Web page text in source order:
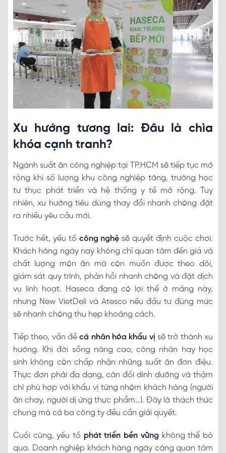
Xu hướng tương lai: Đâu là chìa
khóa cạnh tranh?
Ngành suất ăn công nghiệp tại TP.HCM sẽ tiếp tục mở
rộng khi số lượng khu công nghiệp tăng, trường học
tư thục phát triển và hệ thống y tế mở rộng. Tuy
nhiên, xu hướng tiêu dùng thay đổi nhanh chóng đặt
ra nhiều yêu cầu mới.
Trước hết, yếu tố công nghệ sẽ quyết định cuộc chơi.
Khách hàng ngày nay không chỉ quan tâm đến giá và
chất lượng món ăn mà còn muốn được theo dõi,
giám sát quy trình, phản hồi nhanh chóng và đặt dịch
vụ linh hoạt. Haseca đang có lợi thế ở mảng này,
nhưng New VietDeli và Atesco nếu đầu tư đúng mức
sẽ nhanh chóng thu hẹp khoảng cách.
Tiếp theo, vấn đềcá nhân hóa khẩu vị sẽ trở thành xu
hướng. Khi đời sống nâng cao, công nhân hay học
sinh không còn chấp nhận những suất ăn đơn điệu.
Thực đơn phải đa dạng, cân đối dinh dưỡng và thậm
chí phù hợp với khẩu vị từng nhóm khách hàng (người
ăn chay, người dị ứng thực phẩm…). Đây là thách thức
chung mà cả ba công ty đều cần giải quyết.
Cuối cùng, yếu tố phát triển bền vững không thể bỏ
qua. Doanh nghiệp khách hàng ngày càng quan tâm